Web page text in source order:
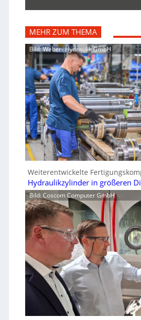
MEHR ZUM THEMA
Bild: Weber- Hydraulik GmbH
Weiterentwickelte
Hydraulikzylinder in größeren
Bild: Coscom Computer GmbH